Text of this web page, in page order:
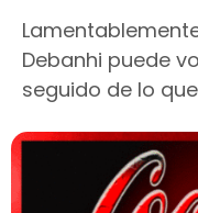
Debanhi puede
seguido de lo